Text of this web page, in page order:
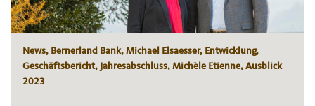
News, Bernerland Bank, Michael Elsaesser, Entwicklung,
Geschäftsbericht, Jahresabschluss, Michèle Etienne, Ausblick
2023